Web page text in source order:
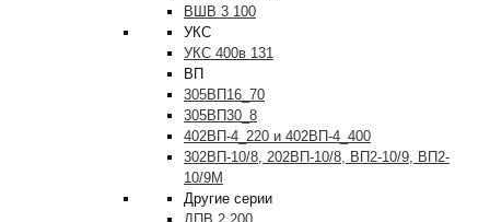
ВШВ 3 100
УКС
УКС 400в 131
ВП
305ВП16_70
305ВП30_8
402ВП-4_220 и 402ВП-4_400
302ВП-10/8, 202ВП-10/8, ВП2-10/9, ВП2-
10/9М
Другие серии